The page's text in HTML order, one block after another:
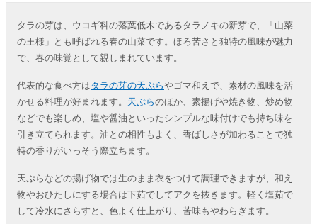
タラの芽は、ウコギ科の落葉低木であるタラノキの新芽で、「山菜
の王様」とも呼ばれる春の山菜です。ほろ苦さと独特の風味が魅力
で、春の味覚として親しまれています。
代表的な食べ方はタラの芽の天ぷらやゴマ和えで、素材の風味を活
かせる料理が好まれます。 天ぷらのほか、素揚げや焼き物、炒め物
などでも楽しめ、塩や醤油といったシンプルな味付けでも持ち味を
引き立てられます。油との相性もよく、香ばしさが加わることで独
特の香りがいっそう際立ちます。
天ぷらなどの揚げ物では生のまま衣をつけて調理できますが、和え
物やおひたしにする場合は下茹でしてアクを抜きます。軽く塩茹で
して冷水にさらすと、色よく仕上がり、苦味もやわらぎます。